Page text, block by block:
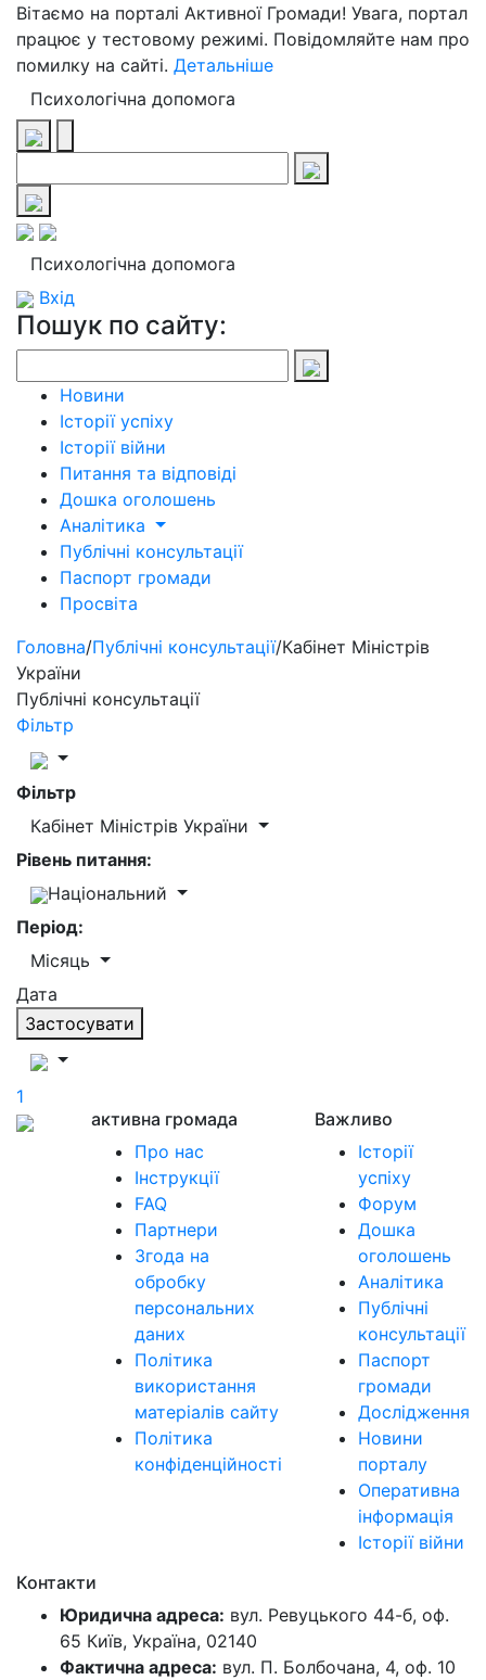
Вітаємо на порталі Активної Громади! Увага, портал
працює у тестовому режимі. Повідомляйте нам про
помилку на сайті. Детальніше
Психологічна допомога
Психологічна допомога
Вхід
Пошук по сайту:
Новини
Історії успіху
Історії війни
Питання та відповіді
Дошка оголошень
Аналітика
Публічні консультації
Паспорт громади
Просвіта
Головна/Публічні консультації/Кабінет Міністрів
України
Публічні консультації
Фільтр
Фільтр
Кабінет Міністрів України
Рівень питання:
Національний
Період:
Місяць
Дата
Застосувати
1
активна громада
Про нас
Інструкції
FAQ
Партнери
Згода на
обробку
персональних
даних
Політика
використання
матеріалів сайту
Політика
конфіденційності
Важливо
Історії
успіху
Форум
Дошка
оголошень
Аналітика
Публічні
консультації
Паспорт
громади
Дослідження
Новини
порталу
Оперативна
інформація
Історії війни
Контакти
Юридична адреса: вул. Ревуцького 44-б, оф.
65 Київ, Україна, 02140
Фактична адреса: вул. П. Болбочана, 4, оф. 10